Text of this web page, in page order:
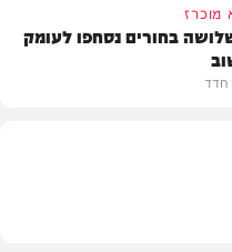
מוכרז
בחורים נסחפו לעומק
חדד